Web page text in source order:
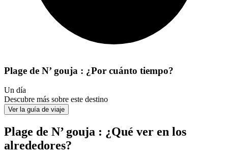
Plage de N’ gouja : ¿Por cuánto tiempo?
Un día
Descubre más sobre este destino
Ver la guía de viaje
Plage de N’ gouja : ¿Qué ver en los
alrededores?